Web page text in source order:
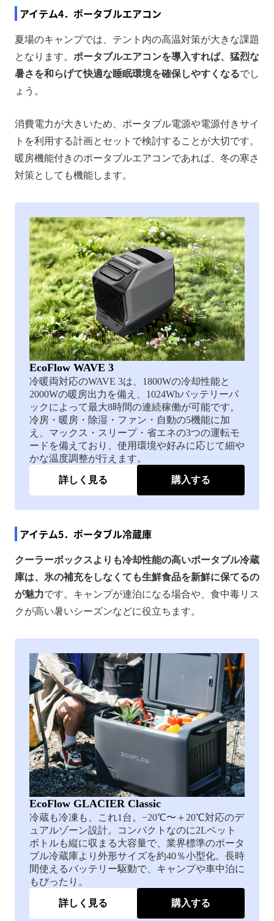
アイテム4．ポータブルエアコン
夏場のキャンプでは、テント内の高温対策が大きな課題
となります。 ポータブルエアコンを導入すれば、猛烈な
暑さを和らげて快適な睡眠環境を確保しやすくなるでし
ょう。
消費電力が大きいため、ポータブル電源や電源付きサイ
トを利用する計画とセットで検討することが大切です。
暖房機能付きのポータブルエアコンであれば、冬の寒さ
対策としても機能します。
EcoFlow WAVE 3
冷暖両対応のWAVE 3は、1800Wの冷却性能と
2000Wの暖房出力を備え、1024Whバッテリーパ
ックによって最大8時間の連続稼働が可能です。
冷房・暖房・除湿・ファン・自動の5機能に加
え、マックス・スリープ・省エネの3つの運転モ
ードを備えており、使用環境や好みに応じて細や
かな温度調整が行えます。
詳しく見る 購入する
アイテム5．ポータブル冷蔵庫
クーラーボックスよりも冷却性能の高いポータブル冷蔵
庫は、氷の補充をしなくても生鮮食品を新鮮に保てるの
が魅力です。キャンプが連泊になる場合や、食中毒リス
クが高い暑いシーズンなどに役立ちます。
EcoFlow GLACIER Classic
冷蔵も冷凍も、これ1台。−20℃〜＋20℃対応のデ
ュアルゾーン設計。コンパクトなのに2Lペット
ボトルも縦に収まる大容量で、業界標準のポータ
ブル冷蔵庫より外形サイズを約40％小型化。長時
間使えるバッテリー駆動で、キャンプや車中泊に
もぴったり。
詳しく見る 購入する